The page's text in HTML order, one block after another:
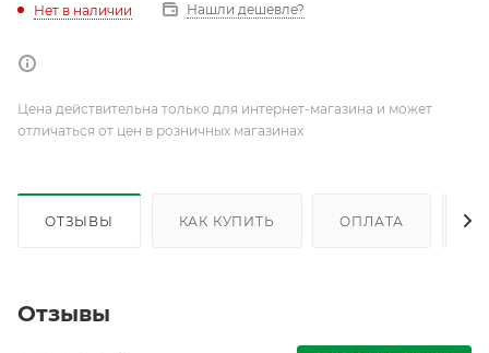
Нет в наличии Нашли дешевле?
Цена действительна только для интернет-магазина и может
отличаться от цен в розничных магазинах
ОТЗЫВЫ КАК КУПИТЬ ОПЛАТА
Отзывы